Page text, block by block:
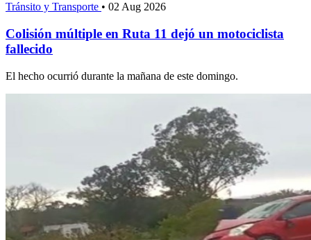
Tránsito y Transporte • 02 Aug 2026
Colisión múltiple en Ruta 11 dejó un motociclista
fallecido
El hecho ocurrió durante la mañana de este domingo.